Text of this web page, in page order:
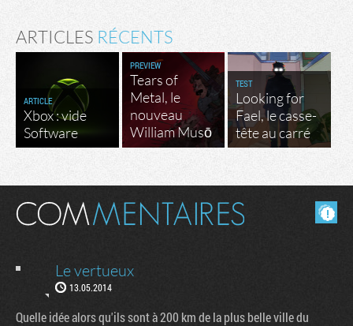
ARTICLES RÉCENTS
ARTICLE
Xbox : vide
Software
PREVIEW
Tears of
Metal, le
nouveau
William Musō
TEST
Looking for
Fael, le casse-
tête au carré
Masquer les commentaires lus.
Le vertueux
13.05.2014
Quelle idée alors qu'ils sont à 200 km de la plus belle ville du